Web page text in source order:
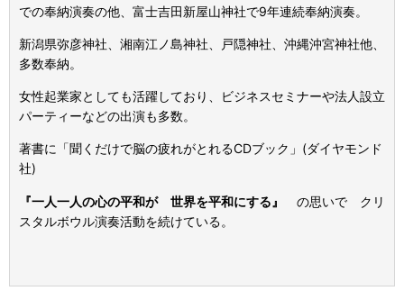
での奉納演奏の他、富士吉田新屋山神社で9年連続奉納演奏。
新潟県弥彦神社、湘南江ノ島神社、戸隠神社、沖縄沖宮神社他、
多数奉納。
女性起業家としても活躍しており、ビジネスセミナーや法人設立
パーティーなどの出演も多数。
著書に「聞くだけで脳の疲れがとれるCDブック」(ダイヤモンド
社)
『一人一人の心の平和が 世界を平和にする』
の思いで クリ
スタルボウル演奏活動を続けている。